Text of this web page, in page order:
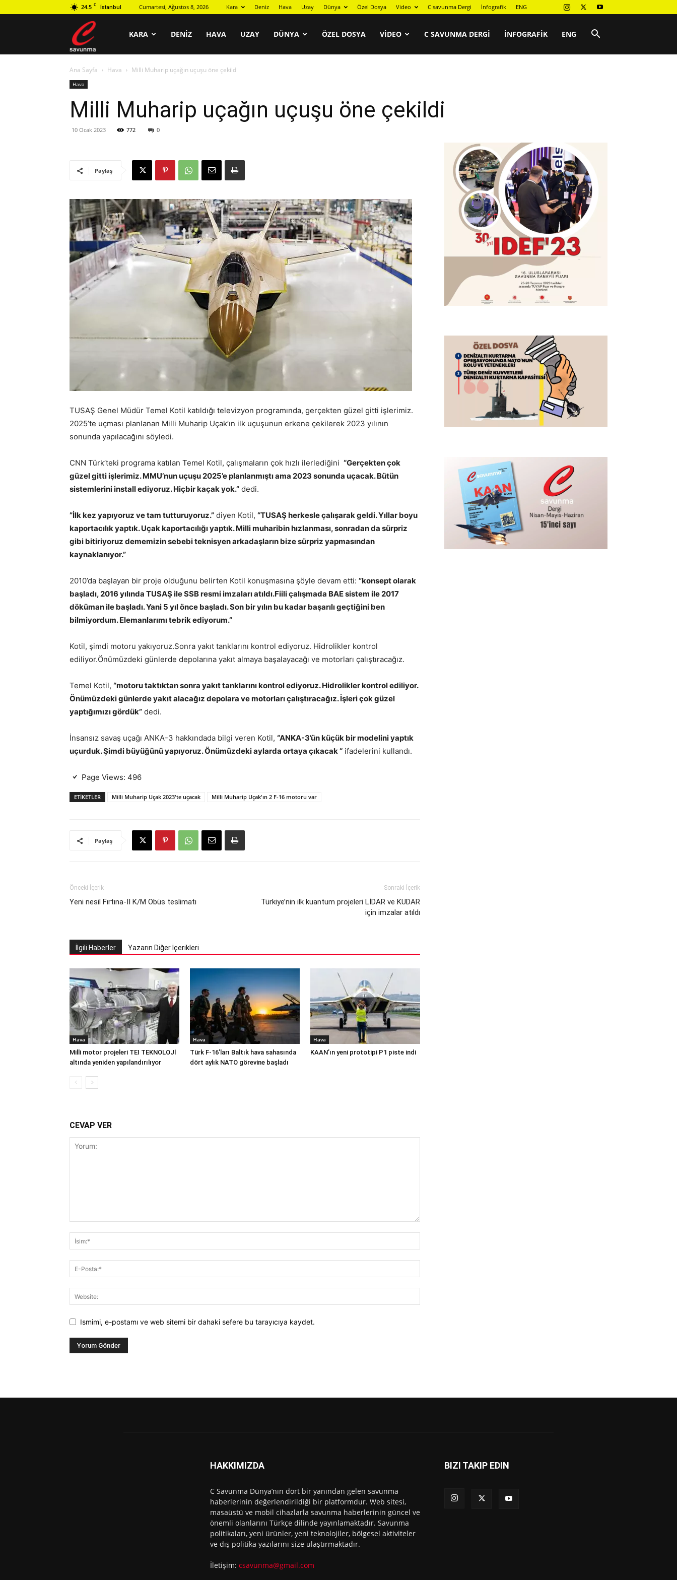
24.5 C İstanbul Cumartesi, Ağustos 8, 2026 Kara Deniz Hava Uzay Dünya Özel Dosya Video C savunma Dergi İnfografik ENG
savunma
KARA DENIZ HAVA UZAY DÜNYA ÖZEL DOSYA VIDEO C SAVUNMA DERGI İNFOGRAFIK ENG
Ana Sayfa Hava Milli Muharip uçağın uçuşu öne çekildi
Hava
Milli Muharip uçağın uçuşu öne çekildi
10 Ocak 2023 772 0
Paylaş
TUSAŞ Genel Müdür Temel Kotil katıldığı televizyon programında, gerçekten güzel gitti işlerimiz.
2025’te uçması planlanan Milli Muharip Uçak’ın ilk uçuşunun erkene çekilerek 2023 yılının
sonunda yapılacağını söyledi.
CNN Türk’teki programa katılan Temel Kotil, çalışmaların çok hızlı ilerlediğini “Gerçekten çok
güzel gitti işlerimiz. MMU’nun uçuşu 2025’e planlanmıştı ama 2023 sonunda uçacak. Bütün
sistemlerini install ediyoruz. Hiçbir kaçak yok.” dedi.
”İlk kez yapıyoruz ve tam tutturuyoruz.” diyen Kotil, “TUSAŞ herkesle çalışarak geldi. Yıllar boyu
kaportacılık yaptık. Uçak kaportacılığı yaptık. Milli muharibin hızlanması, sonradan da sürpriz
gibi bitiriyoruz dememizin sebebi teknisyen arkadaşların bize sürpriz yapmasından
kaynaklanıyor.”
2010’da başlayan bir proje olduğunu belirten Kotil konuşmasına şöyle devam etti: ”konsept olarak
başladı, 2016 yılında TUSAŞ ile SSB resmi imzaları atıldı.Fiili çalışmada BAE sistem ile 2017
döküman ile başladı. Yani 5 yıl önce başladı. Son bir yılın bu kadar başarılı geçtiğini ben
bilmiyordum. Elemanlarımı tebrik ediyorum.”
Kotil, şimdi motoru yakıyoruz.Sonra yakıt tanklarını kontrol ediyoruz. Hidrolikler kontrol
ediliyor.Önümüzdeki günlerde depolarına yakıt almaya başalayacağı ve motorları çalıştıracağız.
Temel Kotil, “motoru taktıktan sonra yakıt tanklarını kontrol ediyoruz. Hidrolikler kontrol ediliyor.
Önümüzdeki günlerde yakıt alacağız depolara ve motorları çalıştıracağız. İşleri çok güzel
yaptığımızı gördük” dedi.
İnsansız savaş uçağı ANKA-3 hakkındada bilgi veren Kotil, “ANKA-3’ün küçük bir modelini yaptık
uçurduk. Şimdi büyüğünü yapıyoruz. Önümüzdeki aylarda ortaya çıkacak “ ifadelerini kullandı.
Page Views: 496
ETIKETLER Milli Muharip Uçak 2023'te uçacak Milli Muharip Uçak'ın 2 F-16 motoru var
Paylaş
Önceki İçerik
Yeni nesil Fırtına-II K/M Obüs teslimatı
Sonraki İçerik
Türkiye’nin ilk kuantum projeleri LİDAR ve KUDAR
için imzalar atıldı
İlgili Haberler Yazarın Diğer İçerikleri
Hava
Milli motor projeleri TEI TEKNOLOJİ
altında yeniden yapılandırılıyor
Hava
Türk F-16’ları Baltık hava sahasında
dört aylık NATO görevine başladı
Hava
KAAN’ın yeni prototipi P1 piste indi
CEVAP VER
Ismimi, e-postamı ve web sitemi bir dahaki sefere bu tarayıcıya kaydet.
HAKKIMIZDA
C Savunma Dünya’nın dört bir yanından gelen savunma
haberlerinin değerlendirildiği bir platformdur. Web sitesi,
masaüstü ve mobil cihazlarla savunma haberlerinin güncel ve
önemli olanlarını Türkçe dilinde yayınlamaktadır. Savunma
politikaları, yeni ürünler, yeni teknolojiler, bölgesel aktiviteler
ve dış politika yazılarını size ulaştırmaktadır.
İletişim: csavunma@gmail.com
BIZI TAKIP EDIN